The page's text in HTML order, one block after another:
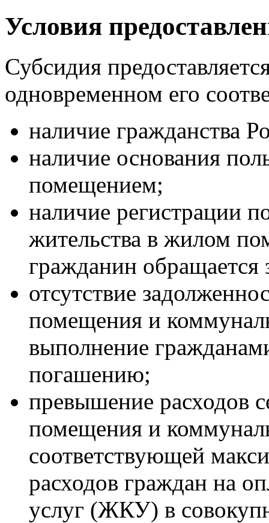
Условия
Субсидия
одновременном его
наличие гражданства
наличие основания
помещением;
наличие регистрации
жительства в жилом
гражданин обращается
отсутствие
помещения и
выполнение
погашению;
превышение расходов
помещения и
соответствующей
расходов граждан на
услуг (ЖКУ) в